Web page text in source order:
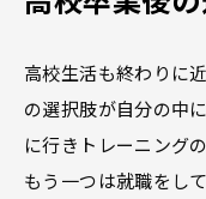
高校生活も終わりに
の選択肢が自分の中
に行きトレーニング
もう一つは就職をし